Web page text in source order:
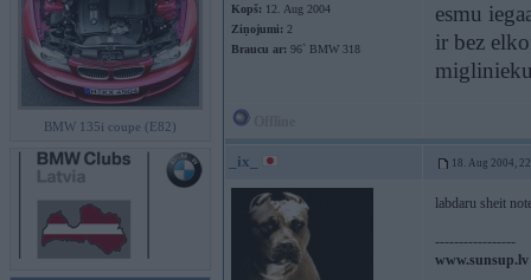
BMW 135i coupe (E82)
Kopš: 12. Aug 2004
Ziņojumi: 2
Braucu ar: 96` BMW 318
esmu
ir bez
_ix_ 18. Aug 2004,
labdaru sheit
-----------------
www.sunsup.lv